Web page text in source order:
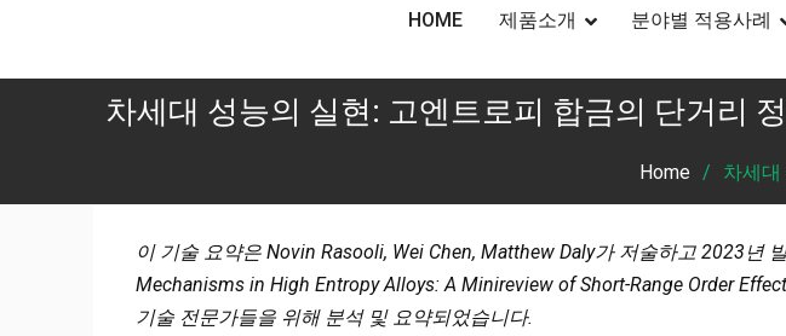
HOME 제품소개 분야별 적용사례
차세대 성능의 실현: 고엔트로피 합금의 단거리
Home 차세
이 기술 요약은 Novin Rasooli, Wei Chen, Matthew Daly가 저술하고 2023년
Mechanisms in High Entropy Alloys: A Minireview of Short-Range Order
기술 전문가들을 위해 분석 및 요약되었습니다.